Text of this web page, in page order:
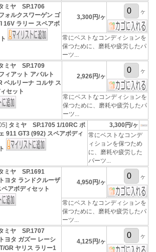
ミヤ SP.1706
ォルクスワーゲン ゴ
16V ラリー スペアボ
3,300円/ヶ
ヶ
常にベストなコンディションを
保つために、磨耗や疲労したパ
ーツ...
ミヤ SP.1709
ィアット アバルト
ベルリーナ コルサ ス
セット
2,926円/ヶ
ヶ
常にベストなコンディションを
保つために、磨耗や疲労したパ
ーツ...
タミヤ SP.1705 1/10RC ポ
911 GT3 (992) スペアボディ
3,300円/ヶ
常にベストなコンデ
ィションを保つため
に、磨耗や疲労した
パーツ...
ミヤ SP.1691
ヨタ ランドクルーザ
アボディセット
4,950円/ヶ
ヶ
常にベストなコンディションを
保つために、磨耗や疲労したパ
ーツ...
ミヤ SP.1707
ヨタ ガズー レーシ
GR ヤリス ラリー1
4,125円/ヶ
ヶ